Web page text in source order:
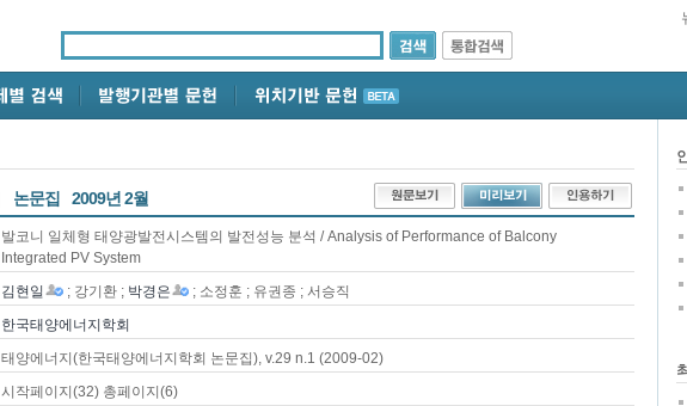
논문집 2009년 2월
발코니 일체형 태양광발전시스템의 발전성능 분석 / Analysis of Performance of Balcony
Integrated PV System
김현일 ; 강기환 ; 박경은
; 소정훈 ; 유권종 ; 서승직
한국태양에너지학회
태양에너지(한국태양에너지학회 논문집), v.29 n.1 (2009-02)
시작페이지(32) 총페이지(6)